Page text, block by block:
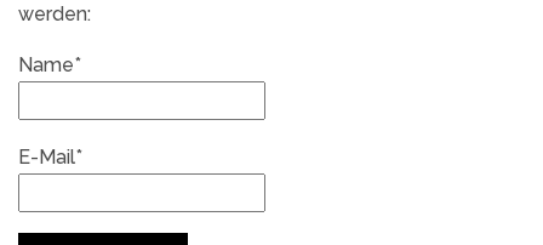
werden:
Name*
E-Mail*